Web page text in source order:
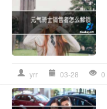
yrr 03-28 0